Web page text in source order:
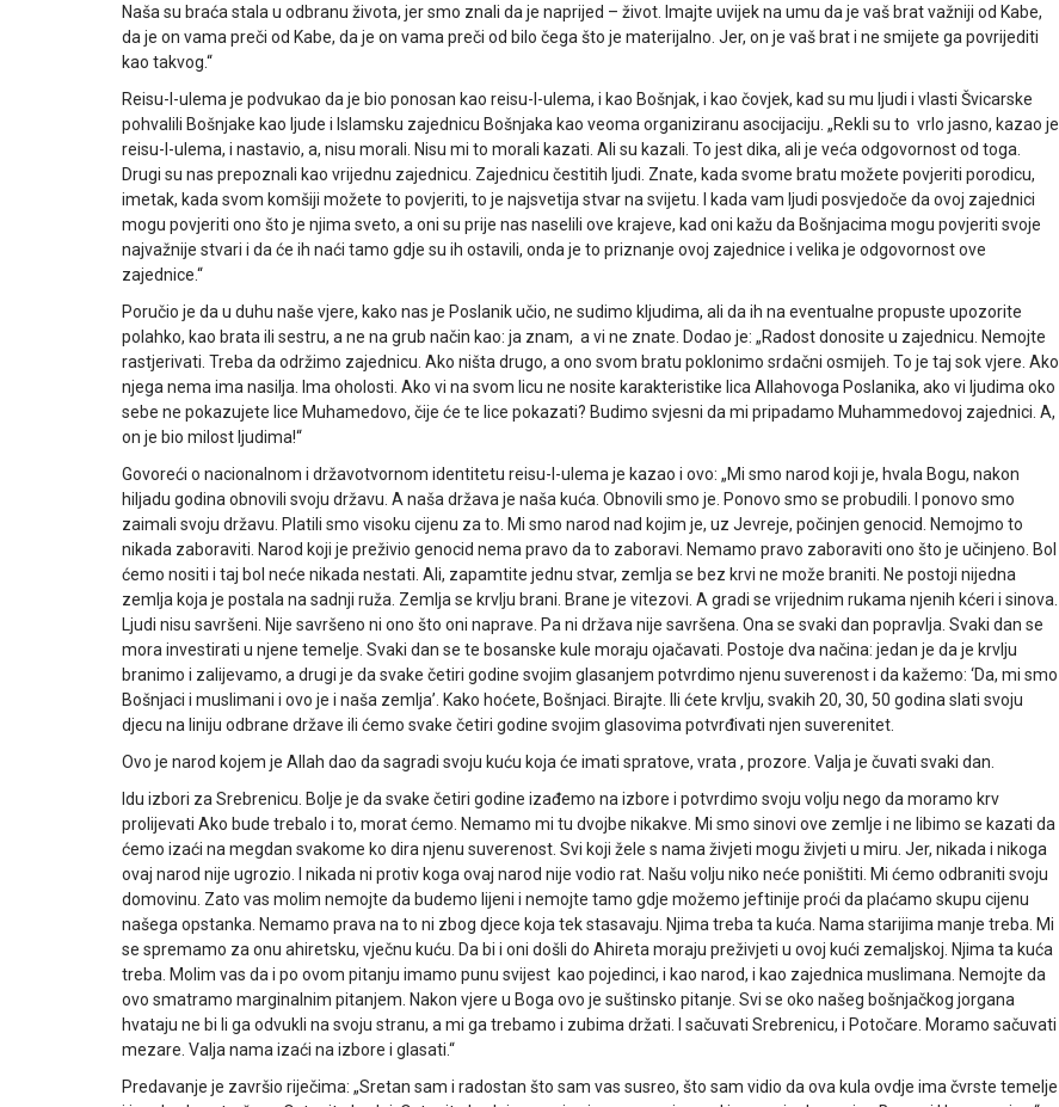
Naša su braća stala u odbranu života, jer smo znali da je naprijed – život. Imajte uvijek na umu da je vaš brat važniji od Kabe,
da je on vama preči od Kabe, da je on vama preči od bilo čega što je materijalno. Jer, on je vaš brat i ne smijete ga povrijediti
kao takvog.“
Reisu-l-ulema je podvukao da je bio ponosan kao reisu-l-ulema, i kao Bošnjak, i kao čovjek, kad su mu ljudi i vlasti Švicarske
pohvalili Bošnjake kao ljude i Islamsku zajednicu Bošnjaka kao veoma organiziranu asocijaciju. „Rekli su to vrlo jasno, kazao je
reisu-l-ulema, i nastavio, a, nisu morali. Nisu mi to morali kazati. Ali su kazali. To jest dika, ali je veća odgovornost od toga.
Drugi su nas prepoznali kao vrijednu zajednicu. Zajednicu čestitih ljudi. Znate, kada svome bratu možete povjeriti porodicu,
imetak, kada svom komšiji možete to povjeriti, to je najsvetija stvar na svijetu. I kada vam ljudi posvjedoče da ovoj zajednici
mogu povjeriti ono što je njima sveto, a oni su prije nas naselili ove krajeve, kad oni kažu da Bošnjacima mogu povjeriti svoje
najvažnije stvari i da će ih naći tamo gdje su ih ostavili, onda je to priznanje ovoj zajednice i velika je odgovornost ove
zajednice.“
Poručio je da u duhu naše vjere, kako nas je Poslanik učio, ne sudimo kljudima, ali da ih na eventualne propuste upozorite
polahko, kao brata ili sestru, a ne na grub način kao: ja znam, a vi ne znate. Dodao je: „Radost donosite u zajednicu. Nemojte
rastjerivati. Treba da održimo zajednicu. Ako ništa drugo, a ono svom bratu poklonimo srdačni osmijeh. To je taj sok vjere. Ako
njega nema ima nasilja. Ima oholosti. Ako vi na svom licu ne nosite karakteristike lica Allahovoga Poslanika, ako vi ljudima oko
sebe ne pokazujete lice Muhamedovo, čije će te lice pokazati? Budimo svjesni da mi pripadamo Muhammedovoj zajednici. A,
on je bio milost ljudima!“
Govoreći o nacionalnom i državotvornom identitetu reisu-l-ulema je kazao i ovo: „Mi smo narod koji je, hvala Bogu, nakon
hiljadu godina obnovili svoju državu. A naša država je naša kuća. Obnovili smo je. Ponovo smo se probudili. I ponovo smo
zaimali svoju državu. Platili smo visoku cijenu za to. Mi smo narod nad kojim je, uz Jevreje, počinjen genocid. Nemojmo to
nikada zaboraviti. Narod koji je preživio genocid nema pravo da to zaboravi. Nemamo pravo zaboraviti ono što je učinjeno. Bol
ćemo nositi i taj bol neće nikada nestati. Ali, zapamtite jednu stvar, zemlja se bez krvi ne može braniti. Ne postoji nijedna
zemlja koja je postala na sadnji ruža. Zemlja se krvlju brani. Brane je vitezovi. A gradi se vrijednim rukama njenih kćeri i sinova.
Ljudi nisu savršeni. Nije savršeno ni ono što oni naprave. Pa ni država nije savršena. Ona se svaki dan popravlja. Svaki dan se
mora investirati u njene temelje. Svaki dan se te bosanske kule moraju ojačavati. Postoje dva načina: jedan je da je krvlju
branimo i zalijevamo, a drugi je da svake četiri godine svojim glasanjem potvrdimo njenu suverenost i da kažemo: ‘Da, mi smo
Bošnjaci i muslimani i ovo je i naša zemlja’. Kako hoćete, Bošnjaci. Birajte. Ili ćete krvlju, svakih 20, 30, 50 godina slati svoju
djecu na liniju odbrane države ili ćemo svake četiri godine svojim glasovima potvrđivati njen suverenitet.
Ovo je narod kojem je Allah dao da sagradi svoju kuću koja će imati spratove, vrata , prozore. Valja je čuvati svaki dan.
Idu izbori za Srebrenicu. Bolje je da svake četiri godine izađemo na izbore i potvrdimo svoju volju nego da moramo krv
prolijevati Ako bude trebalo i to, morat ćemo. Nemamo mi tu dvojbe nikakve. Mi smo sinovi ove zemlje i ne libimo se kazati da
ćemo izaći na megdan svakome ko dira njenu suverenost. Svi koji žele s nama živjeti mogu živjeti u miru. Jer, nikada i nikoga
ovaj narod nije ugrozio. I nikada ni protiv koga ovaj narod nije vodio rat. Našu volju niko neće poništiti. Mi ćemo odbraniti svoju
domovinu. Zato vas molim nemojte da budemo lijeni i nemojte tamo gdje možemo jeftinije proći da plaćamo skupu cijenu
našega opstanka. Nemamo prava na to ni zbog djece koja tek stasavaju. Njima treba ta kuća. Nama starijima manje treba. Mi
se spremamo za onu ahiretsku, vječnu kuću. Da bi i oni došli do Ahireta moraju preživjeti u ovoj kući zemaljskoj. Njima ta kuća
treba. Molim vas da i po ovom pitanju imamo punu svijest kao pojedinci, i kao narod, i kao zajednica muslimana. Nemojte da
ovo smatramo marginalnim pitanjem. Nakon vjere u Boga ovo je suštinsko pitanje. Svi se oko našeg bošnjačkog jorgana
hvataju ne bi li ga odvukli na svoju stranu, a mi ga trebamo i zubima držati. I sačuvati Srebrenicu, i Potočare. Moramo sačuvati
mezare. Valja nama izaći na izbore i glasati.“
Predavanje je završio riječima: „Sretan sam i radostan što sam vas susreo, što sam vidio da ova kula ovdje ima čvrste temelje